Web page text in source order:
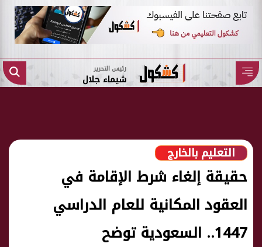
رئيس التحرير
شيماء جلال
التعليم بالخارج
حقيقة إلغاء شرط الإقامة في
العقود المكانية للعام الدراسي
1447.. السعودية توضح